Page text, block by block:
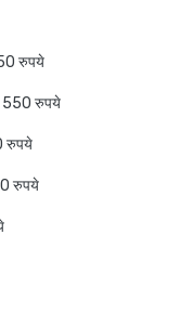
रुपये
550 रुपये
रुपये
रुपये